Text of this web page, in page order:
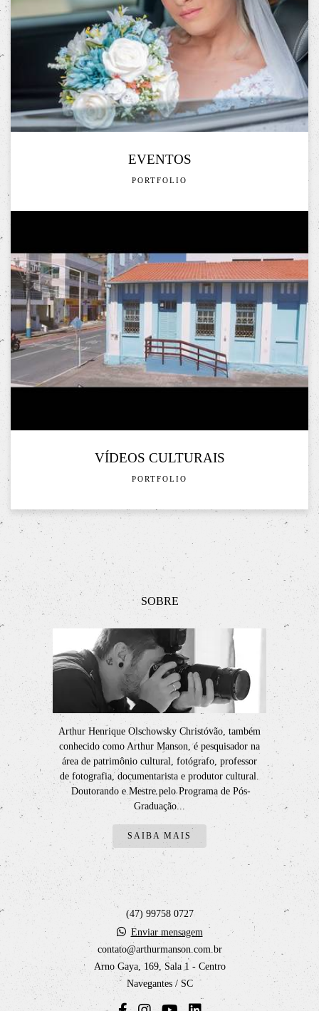
EVENTOS
PORTFOLIO
VÍDEOS CULTURAIS
PORTFOLIO
SOBRE
Arthur Henrique Olschowsky Christóvão, também
conhecido como Arthur Manson, é pesquisador na
área de patrimônio cultural, fotógrafo, professor
de fotografia, documentarista e produtor cultural.
Doutorando e Mestre pelo Programa de Pós-
Graduação...
SAIBA MAIS
(47) 99758 0727
Enviar mensagem
contato@arthurmanson.com.br
Arno Gaya, 169, Sala 1 - Centro
Navegantes / SC